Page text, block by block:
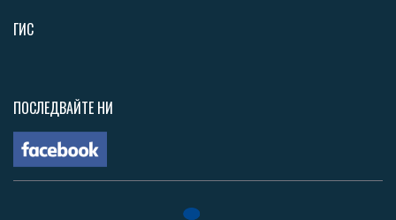
ГИС
ПОСЛЕДВАЙТЕ НИ